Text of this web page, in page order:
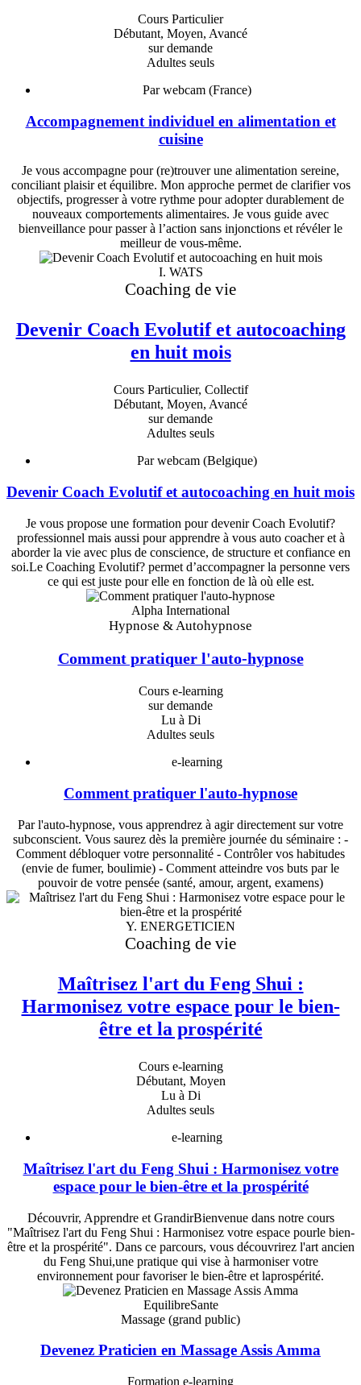
Cours Particulier
Débutant, Moyen, Avancé
sur demande
Adultes seuls
Par webcam (France)
Accompagnement individuel en alimentation et
cuisine
Je vous accompagne pour (re)trouver une alimentation sereine,
conciliant plaisir et équilibre. Mon approche permet de clarifier vos
objectifs, progresser à votre rythme pour adopter durablement de
nouveaux comportements alimentaires. Je vous guide avec
bienveillance pour passer à l’action sans injonctions et révéler le
meilleur de vous-même.
I. WATS
Coaching de vie
Devenir Coach Evolutif et autocoaching
en huit mois
Cours Particulier, Collectif
Débutant, Moyen, Avancé
sur demande
Adultes seuls
Par webcam (Belgique)
Devenir Coach Evolutif et autocoaching en huit mois
Je vous propose une formation pour devenir Coach Evolutif?
professionnel mais aussi pour apprendre à vous auto coacher et à
aborder la vie avec plus de conscience, de structure et confiance en
soi.Le Coaching Evolutif? permet d’accompagner la personne vers
ce qui est juste pour elle en fonction de là où elle est.
Alpha International
Hypnose & Autohypnose
Comment pratiquer l'auto-hypnose
Cours e-learning
sur demande
Lu à Di
Adultes seuls
e-learning
Comment pratiquer l'auto-hypnose
Par l'auto-hypnose, vous apprendrez à agir directement sur votre
subconscient. Vous saurez dès la première journée du séminaire : -
Comment débloquer votre personnalité - Contrôler vos habitudes
(envie de fumer, boulimie) - Comment atteindre vos buts par le
pouvoir de votre pensée (santé, amour, argent, examens)
Y. ENERGETICIEN
Coaching de vie
Maîtrisez l'art du Feng Shui :
Harmonisez votre espace pour le bien-
être et la prospérité
Cours e-learning
Débutant, Moyen
Lu à Di
Adultes seuls
e-learning
Maîtrisez l'art du Feng Shui : Harmonisez votre
espace pour le bien-être et la prospérité
Découvrir, Apprendre et GrandirBienvenue dans notre cours
"Maîtrisez l'art du Feng Shui : Harmonisez votre espace pourle bien-
être et la prospérité". Dans ce parcours, vous découvrirez l'art ancien
du Feng Shui,une pratique qui vise à harmoniser votre
environnement pour favoriser le bien-être et laprospérité.
EquilibreSante
Massage (grand public)
Devenez Praticien en Massage Assis Amma
Formation e-learning